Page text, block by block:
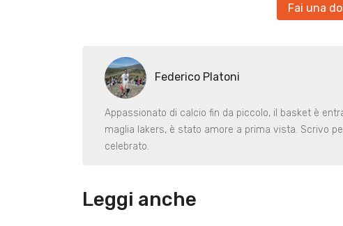
Fai una
Federico Platoni
Appassionato di calcio fin da piccolo, il basket è
maglia lakers, è stato amore a prima vista. Scrivo
celebrato.
Leggi anche